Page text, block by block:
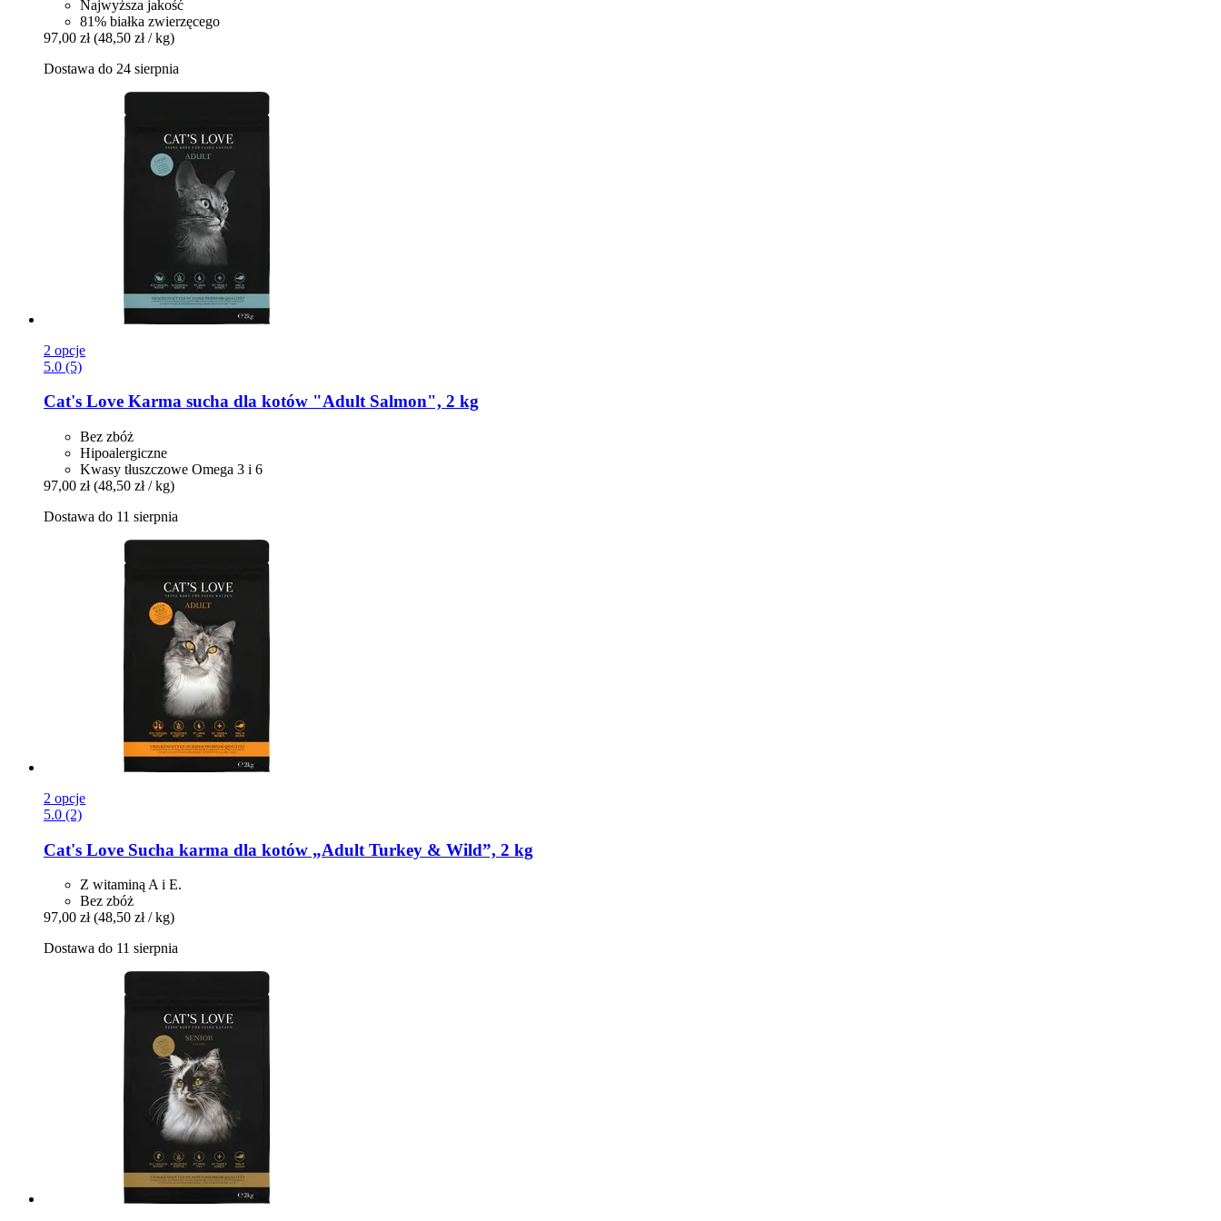
Najwyższa jakość
81% białka zwierzęcego
97,00 zł (48,50 zł / kg)
Dostawa do 24 sierpnia
2 opcje
5.0 (5)
Cat's Love Karma sucha dla kotów "Adult Salmon", 2 kg
Bez zbóż
Hipoalergiczne
Kwasy tłuszczowe Omega 3 i 6
97,00 zł (48,50 zł / kg)
Dostawa do 11 sierpnia
2 opcje
5.0 (2)
Cat's Love Sucha karma dla kotów „Adult Turkey & Wild”, 2 kg
Z witaminą A i E.
Bez zbóż
97,00 zł (48,50 zł / kg)
Dostawa do 11 sierpnia